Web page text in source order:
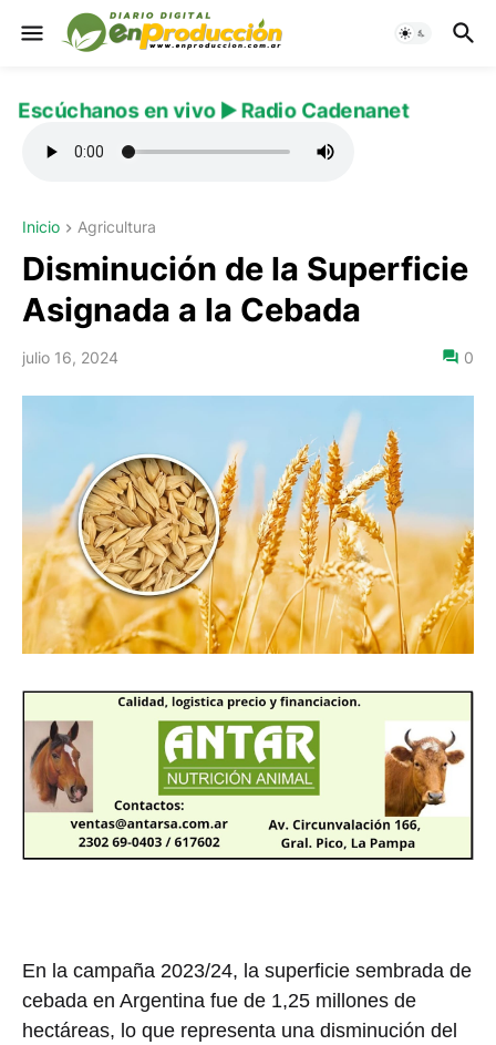
Escúchanos en vivo ▶️ Radio Cadenanet
Inicio Agricultura
Disminución de la Superficie
Asignada a la Cebada
julio 16, 2024 0
En la campaña 2023/24, la superficie sembrada de
cebada en Argentina fue de 1,25 millones de
hectáreas, lo que representa una disminución del